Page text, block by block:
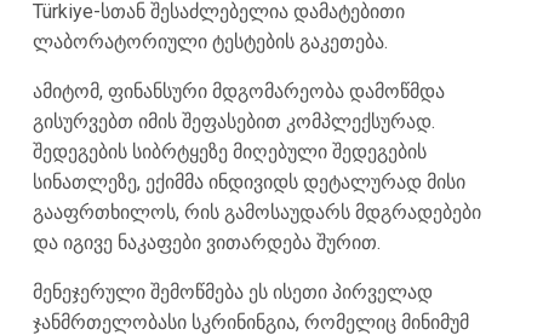
Türkiye-სთან შესაძლებელია დამატებითი
ლაბორატორიული ტესტების გაკეთება.
ამიტომ, ფინანსური მდგომარეობა დამოწმდა
გისურვებთ იმის შეფასებით კომპლექსურად.
შედეგების სიბრტყეზე მიღებული შედეგების
სინათლეზე, ექიმმა ინდივიდს დეტალურად მისი
გააფრთხილოს, რის გამოსაუდარს მდგრადებები
და იგივე ნაკაფები ვითარდება შურით.
მენეჯერული შემოწმება ეს ისეთი პირველად
ჯანმრთელობასი სკრინინგია, რომელიც მინიმუმ